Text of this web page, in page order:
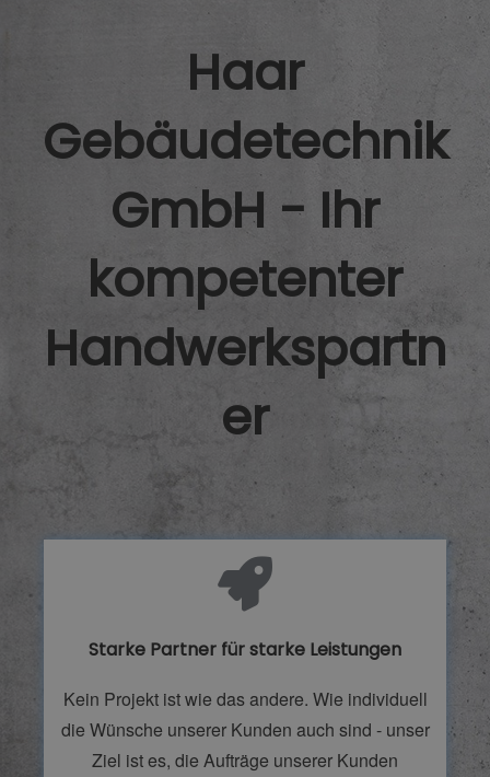
Haar
Gebäudetechnik
GmbH - Ihr
kompetenter
Handwerkspartn
er
Starke Partner für starke Leistungen
Kein Projekt ist wie das andere. Wie individuell
die Wünsche unserer Kunden auch sind - unser
Ziel ist es, die Aufträge unserer Kunden